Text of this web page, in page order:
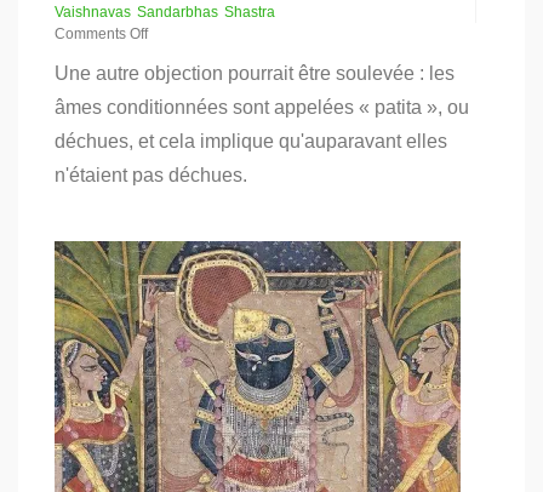
Vaishnavas Sandarbhas Shastra
Comments Off
Personne
ne
du
Vaikuntha
(Bhagavat
–
Partie
8
Une autre objection pourrait être soulevée : les
âmes conditionnées sont appelées « patita », ou
déchues, et cela implique qu'auparavant elles
n'étaient pas déchues.